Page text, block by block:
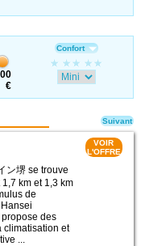
€
Confort
ン堺 se trouve
km et 1,3 km
de
propose des
climatisation et
...
VOIR
L'OFFRE
Suivant